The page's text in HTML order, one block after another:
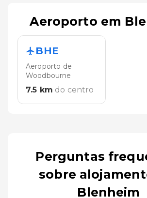
Aeroporto em
BHE
Aeroporto de
Woodbourne
7.5 km do centro
Perguntas
sobre
Blenheim